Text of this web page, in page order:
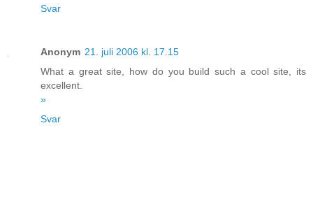
Svar
Anonym 21. juli 2006 kl. 17.15
What a great site, how do you build such a cool site, its
excellent.
»
Svar